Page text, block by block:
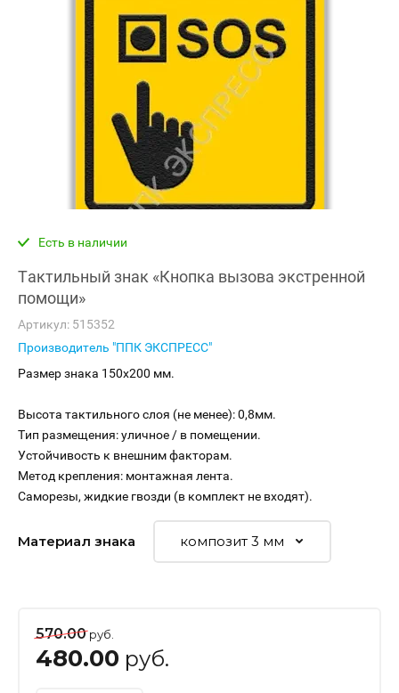
Есть в наличии
Тактильный знак «Кнопка вызова экстренной
помощи»
Артикул: 515352
Производитель "ППК ЭКСПРЕСС"
Размер знака 150х200 мм.
Высота тактильного слоя (не менее): 0,8мм.
Тип размещения: уличное / в помещении.
Устойчивость к внешним факторам.
Метод крепления: монтажная лента.
Саморезы, жидкие гвозди (в комплект не входят).
Материал знака
570.00руб.
480.00 руб.